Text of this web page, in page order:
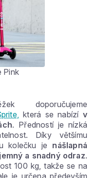
Pink
doporučujeme
která se nabízí v
. Předností je nízká
Díky většímu
kolečku je nášlapná
a snadný odraz.
100 kg, takže se na
je určena především